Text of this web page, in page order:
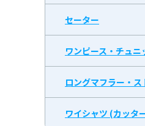
セーター
ワンピース・チュニ
ロングマフラー・
ワイシャツ (カッタ